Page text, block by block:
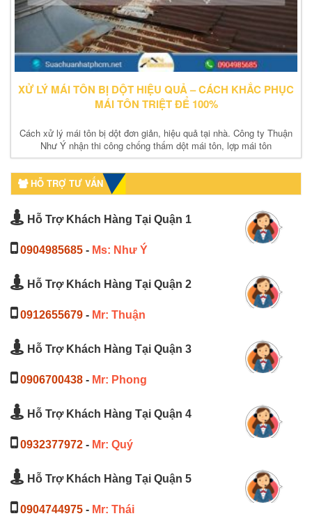
XỬ LÝ MÁI TÔN BỊ DỘT HIỆU QUẢ – CÁCH KHẮC PHỤC
MÁI TÔN TRIỆT ĐỂ 100%
Cách xử lý mái tôn bị dột đơn giản, hiệu quả tại nhà. Công ty Thuận
Như Ý nhận thi công chống thấm dột mái tôn, lợp mái tôn
HỖ TRỢ TƯ VẤN
Hỗ Trợ Khách Hàng Tại Quận 1
0904985685 - Ms: Như Ý
Hỗ Trợ Khách Hàng Tại Quận 2
0912655679 - Mr: Thuận
Hỗ Trợ Khách Hàng Tại Quận 3
0906700438 - Mr: Phong
Hỗ Trợ Khách Hàng Tại Quận 4
0932377972 - Mr: Quý
Hỗ Trợ Khách Hàng Tại Quận 5
0904744975 - Mr: Thái